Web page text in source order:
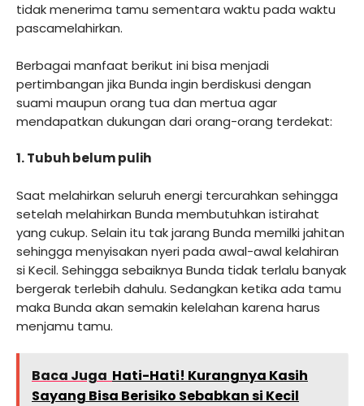
tidak menerima tamu sementara waktu pada waktu
pascamelahirkan.
Berbagai manfaat berikut ini bisa menjadi
pertimbangan jika Bunda ingin berdiskusi dengan
suami maupun orang tua dan mertua agar
mendapatkan dukungan dari orang-orang terdekat:
1. Tubuh belum pulih
Saat melahirkan seluruh energi tercurahkan sehingga
setelah melahirkan Bunda membutuhkan istirahat
yang cukup. Selain itu tak jarang Bunda memilki jahitan
sehingga menyisakan nyeri pada awal-awal kelahiran
si Kecil. Sehingga sebaiknya Bunda tidak terlalu banyak
bergerak terlebih dahulu. Sedangkan ketika ada tamu
maka Bunda akan semakin kelelahan karena harus
menjamu tamu.
Baca Juga Hati-Hati! Kurangnya Kasih
Sayang Bisa Berisiko Sebabkan si Kecil